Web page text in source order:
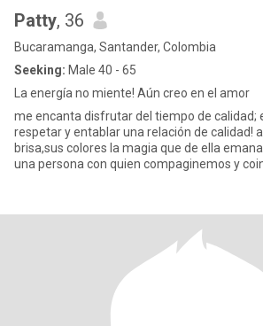
Patty, 36
Bucaramanga, Santander, Colombia
Seeking: Male 40 - 65
La energía no miente! Aún creo en el amor
me encanta disfrutar del tiempo de calidad;
respetar y entablar una relación de calidad!
brisa,sus colores la magia que de ella
una persona con quien compaginemos y